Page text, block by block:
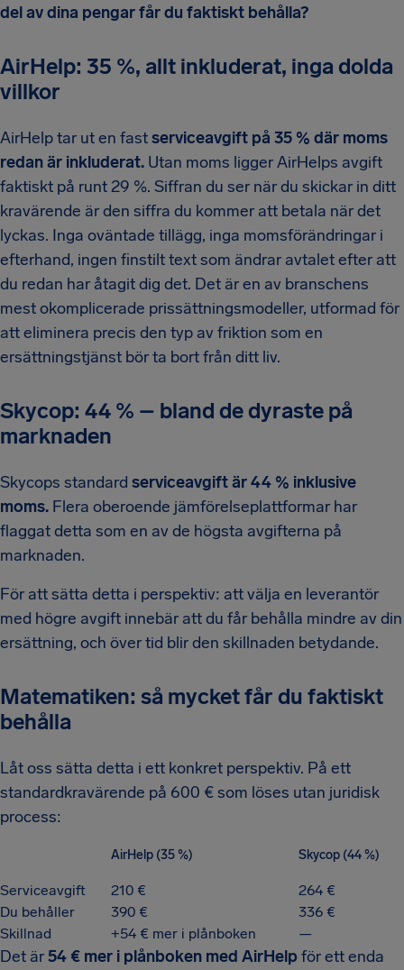
del av dina pengar får du faktiskt behålla?
AirHelp: 35 %, allt inkluderat, inga dolda
villkor
AirHelp tar ut en fastserviceavgift på 35 % där moms
redan är inkluderat. Utan moms ligger AirHelps avgift
faktiskt på runt 29 %. Siffran du ser när du skickar in ditt
kravärende är den siffra du kommer att betala när det
lyckas. Inga oväntade tillägg, inga momsförändringar i
efterhand, ingen finstilt text som ändrar avtalet efter att
du redan har åtagit dig det. Det är en av branschens
mest okomplicerade prissättningsmodeller, utformad för
att eliminera precis den typ av friktion som en
ersättningstjänst bör ta bort från ditt liv.
Skycop: 44 % – bland de dyraste på
marknaden
Skycops standard serviceavgift är 44 % inklusive
moms. Flera oberoende jämförelseplattformar har
flaggat detta som en av de högsta avgifterna på
marknaden.
För att sätta detta i perspektiv: att välja en leverantör
med högre avgift innebär att du får behålla mindre av din
ersättning, och över tid blir den skillnaden betydande.
Matematiken: så mycket får du faktiskt
behålla
Låt oss sätta detta i ett konkret perspektiv. På ett
standardkravärende på 600 € som löses utan juridisk
process:
AirHelp (35 %) Skycop (44 %)
Serviceavgift 210 €
264 €
Du behåller
390 €
336 €
Skillnad
+54 € mer i plånboken —
Det är54 € mer i plånboken med AirHelp för ett enda